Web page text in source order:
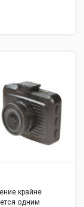
крайне
одним